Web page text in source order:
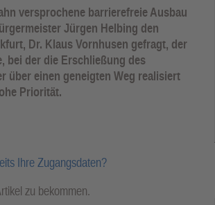
versprochene barrierefreie Ausbau
Jürgen Helbing den
Dr. Klaus Vornhusen gefragt, der
bei der die Erschließung des
über einen geneigten Weg realisiert
Priorität.
Ihre Zugangsdaten?
zu bekommen.